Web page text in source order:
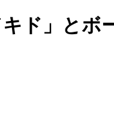
ド」とボ